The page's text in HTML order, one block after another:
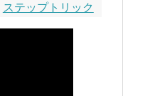
ステップトリック